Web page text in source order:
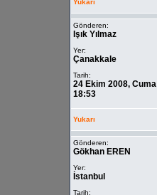
Yukarı
Gönderen:
Işık Yılmaz
Yer:
Çanakkale
Tarih:
24 Ekim 2008, Cuma
18:53
Yukarı
Gönderen:
Gökhan EREN
Yer:
İstanbul
Tarih: